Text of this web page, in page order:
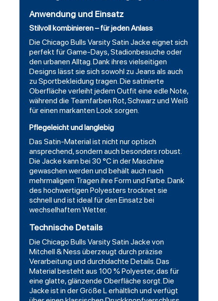
Anwendung und Einsatz
Stilvoll kombinieren – für jeden Anlass
Die Chicago Bulls Varsity Satin Jacke eignet sich
perfekt für Game-Days, Stadionbesuche oder
den urbanen Alltag. Dank ihres vielseitigen
Designs lässt sie sich sowohl zu Jeans als auch
zu Sportbekleidung tragen. Die satinierte
Oberfläche verleiht jedem Outfit eine edle Note,
während die Teamfarben Rot, Schwarz und Weiß
für einen markanten Look sorgen.
Pflegeleicht und langlebig
Das Satin-Material ist nicht nur optisch
ansprechend, sondern auch besonders robust.
Die Jacke kann bei 30 °C in der Maschine
gewaschen werden und behält auch nach
mehrmaligem Tragen ihre Form und Farbe. Dank
des hochwertigen Polyesters trocknet sie
schnell und ist ideal für den Einsatz bei
wechselhaftem Wetter.
Technische Details
Die Chicago Bulls Varsity Satin Jacke von
Mitchell & Ness überzeugt durch präzise
Verarbeitung und durchdachte Details. Das
Material besteht aus 100 % Polyester, das für
eine glatte, glänzende Oberfläche sorgt. Die
Jacke ist in der Größe L erhältlich und verfügt